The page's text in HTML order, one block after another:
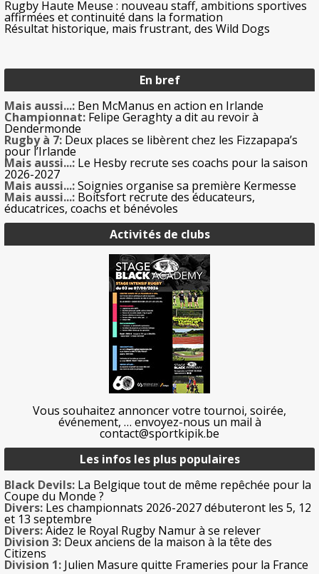
Rugby Haute Meuse : nouveau staff, ambitions sportives
affirmées et continuité dans la formation
Résultat historique, mais frustrant, des Wild Dogs
En bref
Mais aussi...: Ben McManus en action en Irlande
Championnat: Felipe Geraghty a dit au revoir à
Dendermonde
Rugby à 7: Deux places se libèrent chez les Fizzapapa’s
pour l’Irlande
Mais aussi...: Le Hesby recrute ses coachs pour la saison
2026-2027
Mais aussi...:Soignies organise sa première Kermesse
Mais aussi...: Boitsfort recrute des éducateurs,
éducatrices, coachs et bénévoles
Activités de clubs
Vous souhaitez annoncer votre tournoi, soirée,
événement, … envoyez-nous un mail à
contact@sportkipik.be
Les infos les plus populaires
Black Devils: La Belgique tout de même repêchée pour la
Coupe du Monde ?
Divers: Les championnats 2026-2027 débuteront les 5, 12
et 13 septembre
Divers:Aidez le Royal Rugby Namur à se relever
Division 3: Deux anciens de la maison à la tête des
Citizens
Division 1: Julien Masure quitte Frameries pour la France